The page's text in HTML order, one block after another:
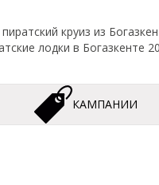
круиз из
лодки в Богазкенте
КАМПАНИИ